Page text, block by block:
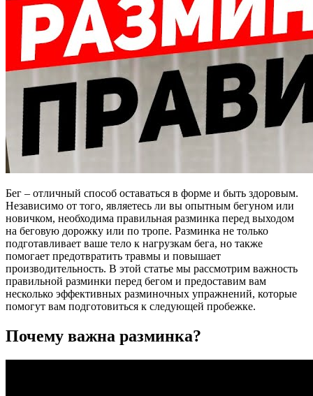
Бег – отличный способ оставаться в форме и быть здоровым.
Независимо от того, являетесь ли вы опытным бегуном или
новичком, необходима правильная разминка перед выходом
на беговую дорожку или по тропе. Разминка не только
подготавливает ваше тело к нагрузкам бега, но также
помогает предотвратить травмы и повышает
производительность. В этой статье мы рассмотрим важность
правильной разминки перед бегом и предоставим вам
несколько эффективных разминочных упражнений, которые
помогут вам подготовиться к следующей пробежке.
Почему важна разминка?